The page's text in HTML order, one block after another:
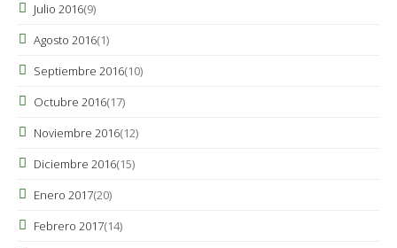
Julio 2016(9)
Agosto 2016(1)
Septiembre 2016(10)
Octubre 2016(17)
Noviembre 2016(12)
Diciembre 2016(15)
Enero 2017(20)
Febrero 2017(14)